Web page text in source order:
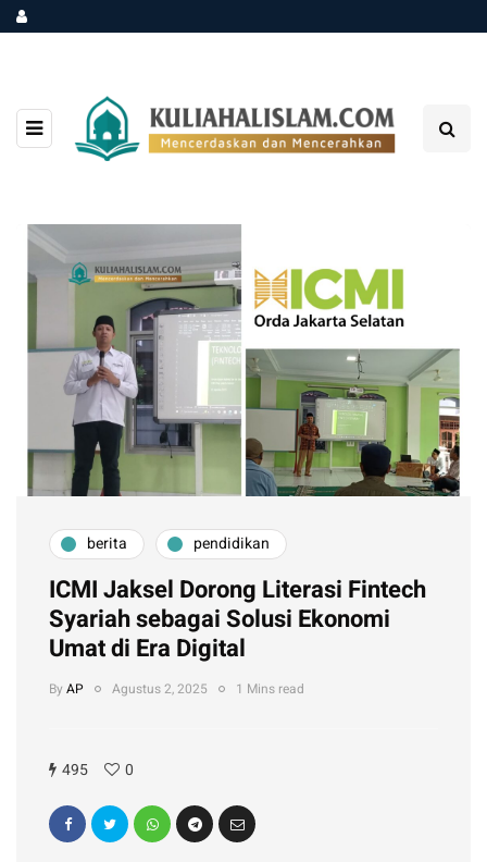
berita pendidikan
ICMI Jaksel Dorong Literasi Fintech
Syariah sebagai Solusi Ekonomi
Umat di Era Digital
By AP Agustus 2, 2025 1 Mins read
495 0